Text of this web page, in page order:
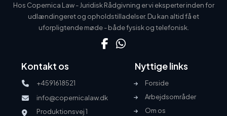
Hos Copernica Law - Juridisk Rådgivning er vi eksperter inden for
udlændingeret og opholdstilladelser. Du kan altid få et
uforpligtende møde - både fysisk og telefonisk.
Nyttige links
Forside
Arbejdsområder
Om os
Kontakt os
+4591618521
info@copernicalaw.dk
Produktionsvej 1